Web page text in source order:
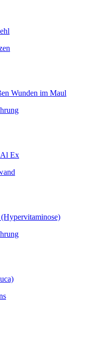
Wunden im Maul
Al Ex